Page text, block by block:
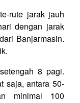
rute jarak jauh
dengan jarak
Banjarmasin.
8 pagi.
saja, antara 50-
minimal 100